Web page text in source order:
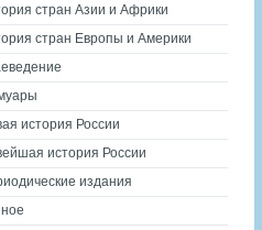
стран Азии и Африки
стран Европы и Америки
история России
история России
издания